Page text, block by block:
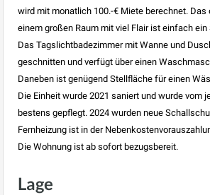
wird mit monatlich 100.-€ Miete berechnet.
einem großen Raum mit viel Flair ist einfach
Das Tagslichtbadezimmer mit Wanne und
geschnitten und verfügt über einen
Daneben ist genügend Stellfläche für einen
Die Einheit wurde 2021 saniert und wurde vom
bestens gepflegt. 2024 wurden neue
Fernheizung ist in der
Die Wohnung ist ab sofort bezugsbereit.
Lage